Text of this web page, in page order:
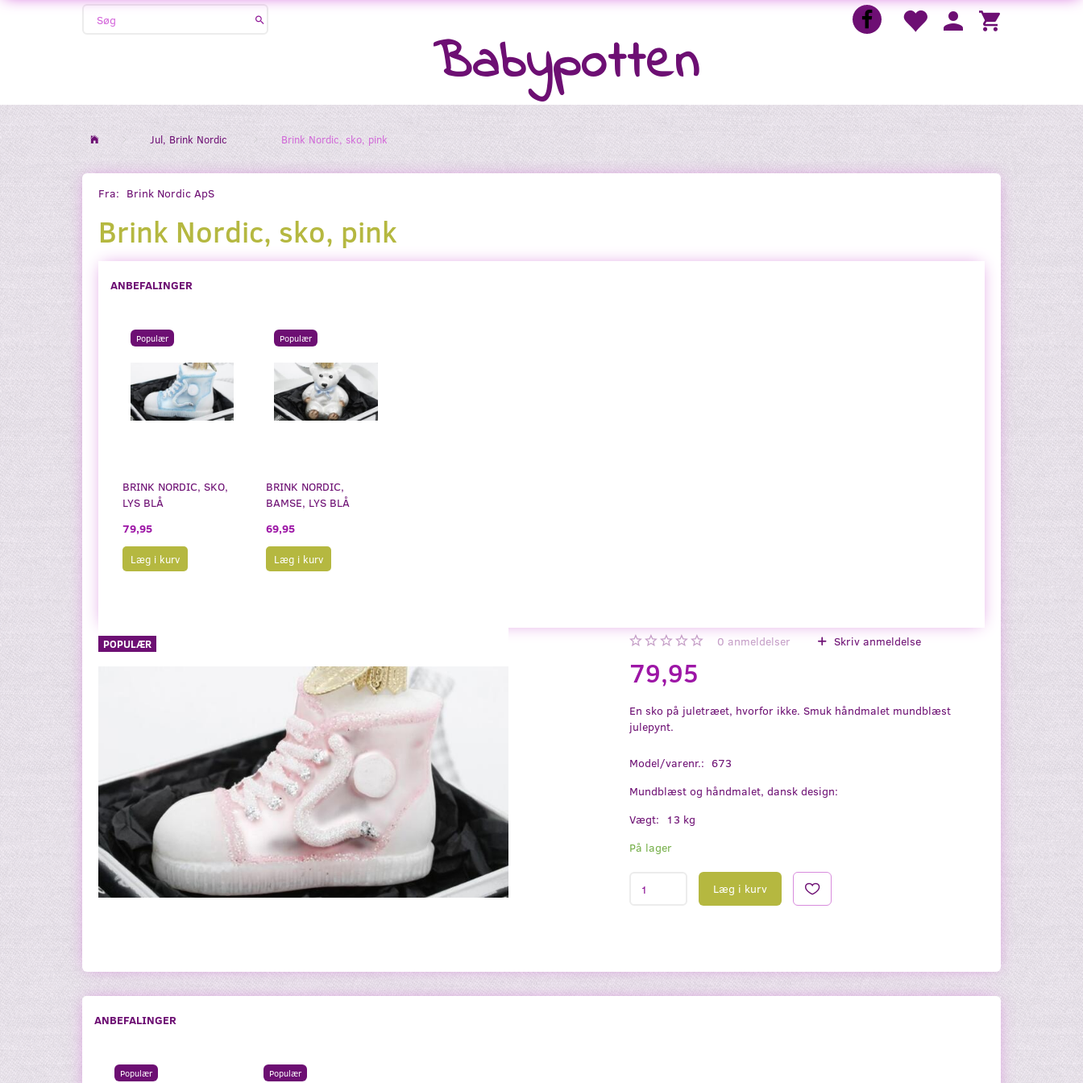
Babypotten
Jul, Brink Nordic Brink Nordic, sko, pink
Fra: Brink Nordic ApS
Brink Nordic, sko, pink
ANBEFALINGER
Populær
BRINK NORDIC, SKO,
LYS BLÅ
79,95
Læg i kurv
Populær
BRINK NORDIC,
BAMSE, LYS BLÅ
69,95
Læg i kurv
POPULÆR 0 anmeldelser Skriv anmeldelse
79,95
En sko på juletræet, hvorfor ikke. Smuk håndmalet mundblæst
julepynt.
Model/varenr.: 673
Mundblæst og håndmalet, dansk design:
Vægt:
13 kg
På lager
Læg i kurv
ANBEFALINGER
Populær Populær